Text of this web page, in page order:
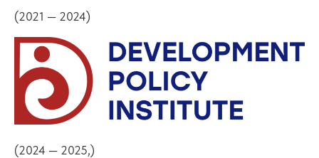
(2021 — 2024)
(2024 — 2025,)